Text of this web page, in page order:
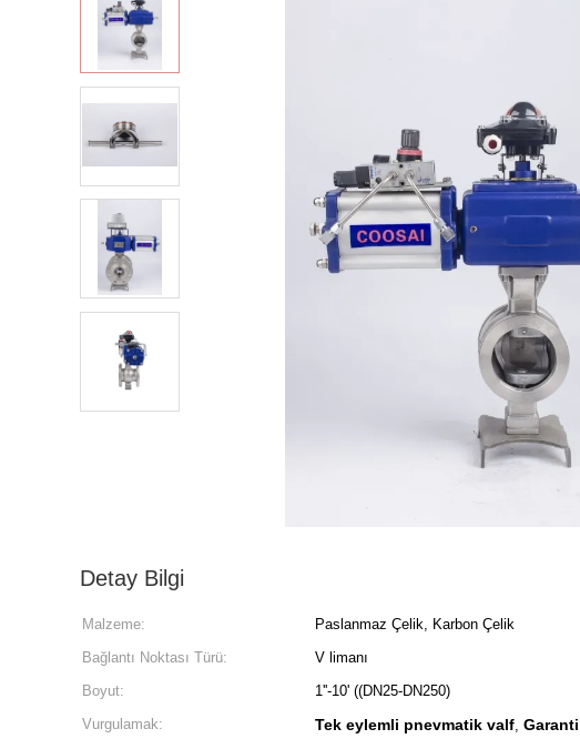
Detay Bilgi
Malzeme: Paslanmaz Çelik, Karbon Çelik
Bağlantı Noktası Türü:
V limanı
Boyut:
1''-10' ((DN25-DN250)
Vurgulamak:
Tek eylemli pnevmatik valf,